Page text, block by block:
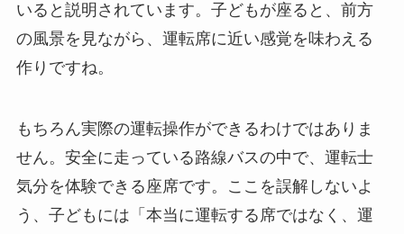
いると説明されています。子どもが座ると、前方
の風景を見ながら、運転席に近い感覚を味わえる
作りですね。
もちろん実際の運転操作ができるわけではありま
せん。安全に走っている路線バスの中で、運転士
気分を体験できる座席です。ここを誤解しないよ
う、子どもには「本当に運転する席ではなく、運